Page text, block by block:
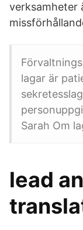
verksamheter
lagar är
Sarah Om
lead